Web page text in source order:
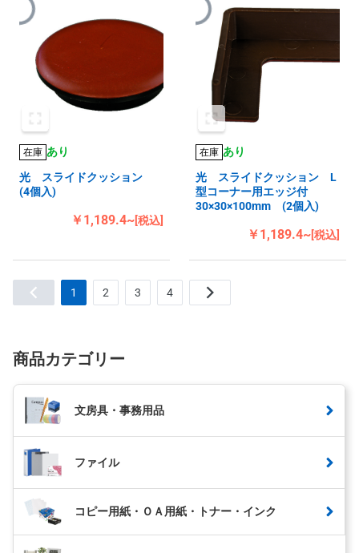
在庫 あり
光 スライドクッション
(4個入)
￥1,189.4~[税込]
在庫 あり
光 スライドクッション L
型コーナー用エッジ付
30×30×100mm (2個入)
￥1,189.4~[税込]
1 2 3 4
商品カテゴリー
文房具・事務用品
ファイル
コピー用紙・ＯＡ用紙・トナー・インク